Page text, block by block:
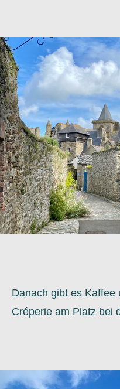
Danach gibt es Kaffee
Créperie am Platz bei